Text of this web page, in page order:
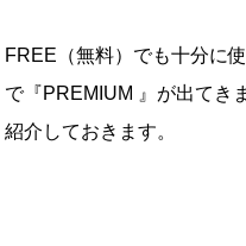
FREE（無料）でも十分に
で『PREMIUM 』が出てき
紹介しておきます。